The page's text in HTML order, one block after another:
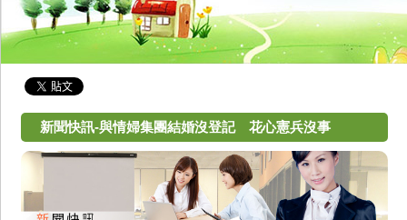
新聞快訊-與情婦集團結婚沒登記 花心憲兵沒事